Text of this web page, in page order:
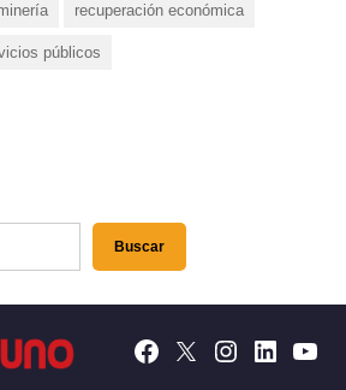
recuperación económica
públicos
Buscar
Facebook
X Instagram
Linkedin